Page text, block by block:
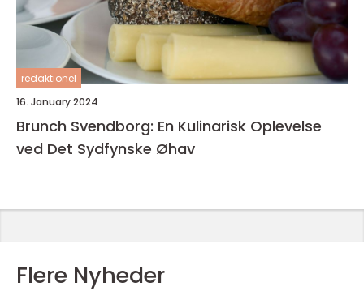
redaktionel
16. January 2024
Brunch Svendborg: En Kulinarisk Oplevelse
ved Det Sydfynske Øhav
Flere Nyheder